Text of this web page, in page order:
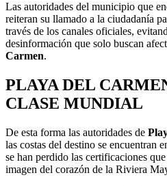
Las autoridades del municipio que
reiteran su llamado a la ciudadanía
través de los canales oficiales,
desinformación que solo buscan
Carmen.
PLAYA DEL
CLASE MUNDIAL
De esta forma las autoridades de
las costas del destino se encuentran
se han perdido las certificaciones
imagen del corazón de la Riviera